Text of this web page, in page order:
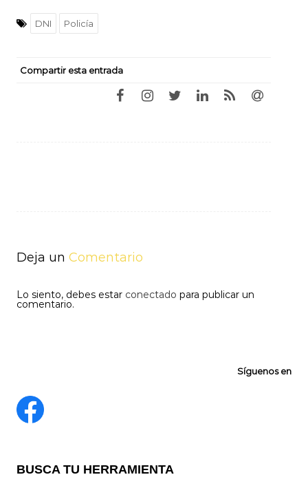
DNI Policía
Compartir esta entrada
Deja un Comentario
Lo siento, debes estar conectado para publicar un
comentario.
Síguenos en
BUSCA TU HERRAMIENTA